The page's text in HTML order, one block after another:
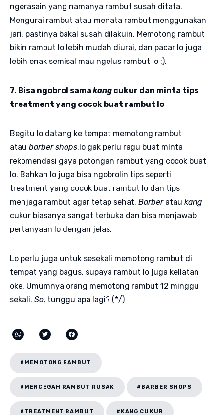
ngerasain yang namanya rambut susah ditata.
Mengurai rambut atau menata rambut menggunakan
jari, pastinya bakal susah dilakuin. Memotong rambut
bikin rambut lo lebih mudah diurai, dan pacar lo juga
lebih enak semisal mau ngelus rambut lo :).
7. Bisa ngobrol sama kang cukur dan minta tips
treatment yang cocok buat rambut lo
Begitu lo datang ke tempat memotong rambut
atau barber shops,lo gak perlu ragu buat minta
rekomendasi gaya potongan rambut yang cocok buat
lo. Bahkan lo juga bisa ngobrolin tips seperti
treatment yang cocok buat rambut lo dan tips
menjaga rambut agar tetap sehat. Barberatau kang
cukur biasanya sangat terbuka dan bisa menjawab
pertanyaan lo dengan jelas.
Lo perlu juga untuk sesekali memotong rambut di
tempat yang bagus, supaya rambut lo juga keliatan
oke. Umumnya orang memotong rambut 12 minggu
sekali. So, tunggu apa lagi? (*/)
#MEMOTONG RAMBUT
#MENCEGAH RAMBUT RUSAK #BARBER SHOPS
#TREATMENT RAMBUT #KANG CUKUR